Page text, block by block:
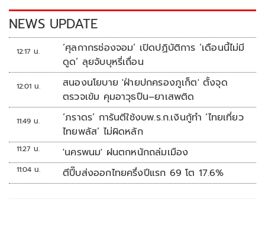
k k
NEWS UPDATE
12:17 น.
‘ศุลกากรช่องจอม’ เปิดปฏิบัติการ ‘เดือนนี้ไม่มี
ดูด’ ลุยจับบุหรี่เถื่อน
12:01 น.
สนองนโยบาย 'ฝ่ายปกครองภูเก็ต' ตั้งจุด
ตรวจเข้ม คุมอาวุธปืน–ยาเสพติด
11:49 น.
‘ภราดร’ การันตีใช้งบพ.ร.ก.เงินกู้ทำ ‘ไทยเที่ยว
ไทยพลัส’ ไม่ผิดหลัก
11:27 น. 'นครพนม' ฝนตกหนักถล่มเมือง
11:04 น. ตีปี๊บส่งออกไทยครึ่งปีแรก 69 โต 17.6%